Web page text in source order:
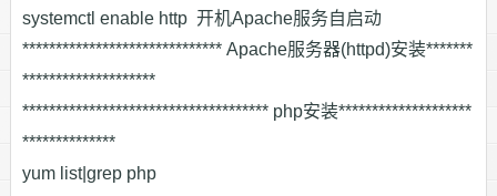
systemctl enable http 开机Apache服务自启动
****************************** Apache服务器(httpd)安装*******
********************
************************************* php安装********************
**************
yum list|grep php